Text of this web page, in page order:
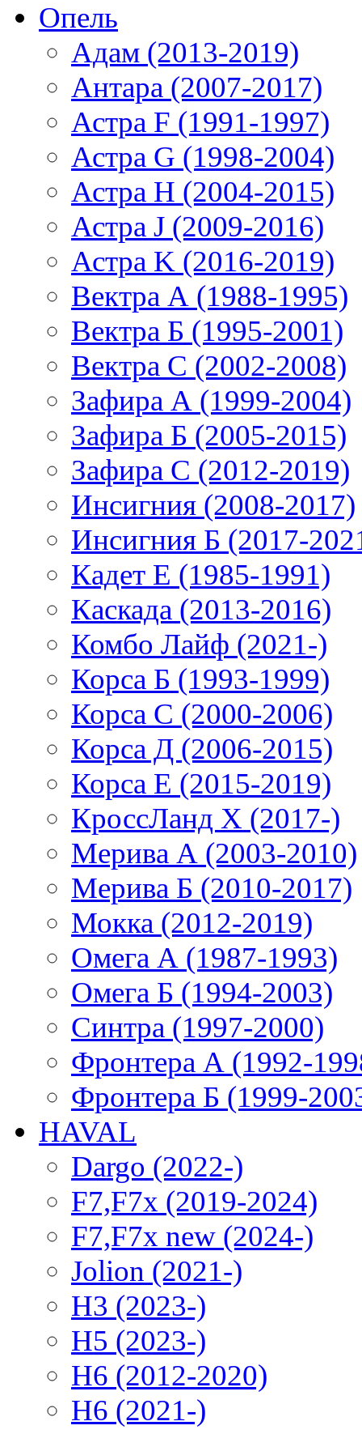
Опель
Адам (2013-2019)
Антара (2007-2017)
Астра F (1991-1997)
Астра G (1998-2004)
Астра H (2004-2015)
Астра J (2009-2016)
Астра K (2016-2019)
Вектра А (1988-1995)
Вектра Б (1995-2001)
Вектра С (2002-2008)
Зафира А (1999-2004)
Зафира Б (2005-2015)
Зафира С (2012-2019)
Инсигния (2008-2017)
Инсигния Б (2017-
Кадет Е (1985-1991)
Каскада (2013-2016)
Комбо Лайф (2021-)
Корса Б (1993-1999)
Корса С (2000-2006)
Корса Д (2006-2015)
Корса E (2015-2019)
КроссЛанд X (2017-)
Мерива А (2003-2010)
Мерива Б (2010-2017)
Мокка (2012-2019)
Омега А (1987-1993)
Омега Б (1994-2003)
Синтра (1997-2000)
Фронтера А (1992-
Фронтера Б (1999-
HAVAL
Dargo (2022-)
F7,F7x (2019-2024)
F7,F7x new (2024-)
Jolion (2021-)
H3 (2023-)
H5 (2023-)
H6 (2012-2020)
H6 (2021-)